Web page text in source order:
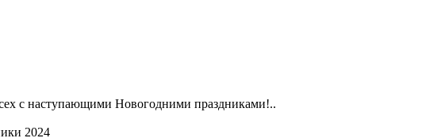
с наступающими Новогодними праздниками!..